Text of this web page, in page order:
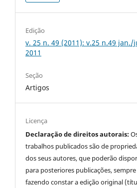
Edição
v. 25 n. 49 (2011): v.25 n.49 jan./
2011
Seção
Artigos
Licença
Declaração de direitos autorais:
trabalhos publicados são de
dos seus autores, que poderão
para posteriores publicações, sempre
fazendo constar a edição original